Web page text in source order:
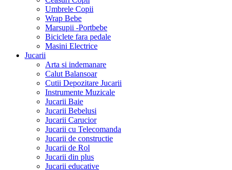
Umbrele Copii
Wrap Bebe
Marsupii -Portbebe
Biciclete fara pedale
Masini Electrice
Jucarii
Arta si indemanare
Calut Balansoar
Cutii Depozitare Jucarii
Instrumente Muzicale
Jucarii Baie
Jucarii Bebelusi
Jucarii Carucior
Jucarii cu Telecomanda
Jucarii de constructie
Jucarii de Rol
Jucarii din plus
Jucarii educative